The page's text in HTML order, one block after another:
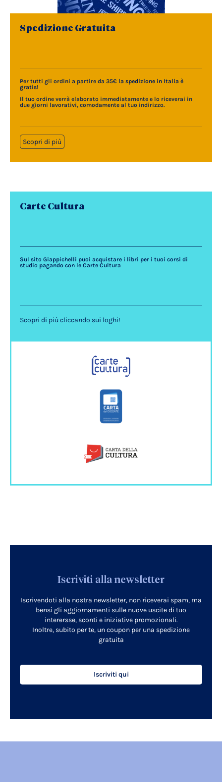
Spedizione Gratuita
Per tutti gli ordini a partire da 35€ la spedizione in Italia è
gratis!
Il tuo ordine verrà elaborato immediatamente e lo riceverai in
due giorni lavorativi, comodamente al tuo indirizzo.
Scopri di più
Carte Cultura
Sul sito Giappichelli puoi acquistare i libri per i tuoi corsi di
studio pagando con le Carte Cultura
Scopri di più cliccando sui loghi!
Iscriviti alla newsletter
Iscrivendoti alla nostra newsletter, non riceverai spam, ma
bensì gli aggiornamenti sulle nuove uscite di tuo
interersse, sconti e iniziative promozionali.
Inoltre, subito per te, un coupon per una spedizione
gratuita
Iscriviti qui